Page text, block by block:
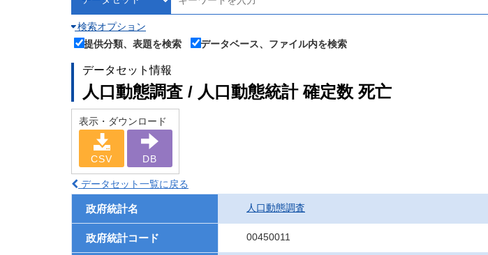
検索オプション
提供分類、表題を検索
データベース、ファイル内を検索
データセット情報
人口動態調査 / 人口動態統計 確定数 死亡
表示・ダウンロード
CSV DB
データセット一覧に戻る
政府統計名 人口動態調査
政府統計コード 00450011